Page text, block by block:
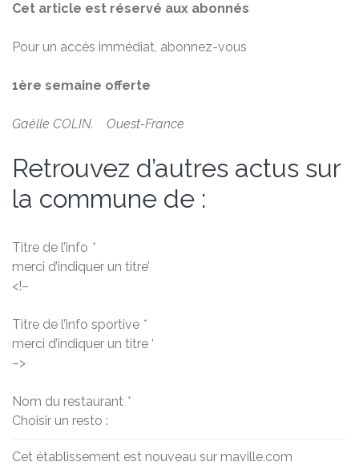
Cet article est réservé aux abonnés
Pour un accès immédiat, abonnez-vous
1ère semaine offerte
Gaëlle COLIN. Ouest-France
Retrouvez d’autres actus sur
la commune de :
Titre de l’info *
merci d’indiquer un titre’
<!–
Titre de l’info sportive *
merci d’indiquer un titre ‘
–>
Nom du restaurant *
Choisir un resto :
Cet établissement est nouveau sur maville.com